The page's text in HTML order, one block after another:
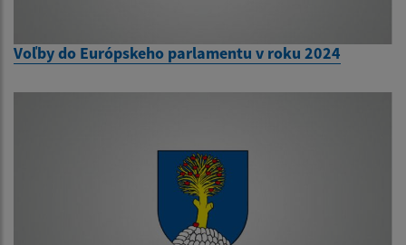
Voľby do Európskeho parlamentu v roku 2024